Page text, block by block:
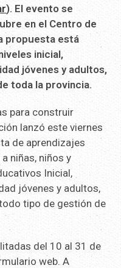
). El evento se
en el Centro de
propuesta está
inicial,
jóvenes y adultos,
toda la provincia.
para construir
lanzó este viernes
de aprendizajes
niñas, niños y
Inicial,
jóvenes y adultos,
tipo de gestión de
del 10 al 31 de
web. A